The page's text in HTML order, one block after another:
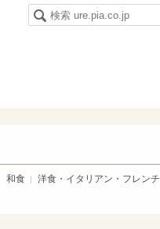
和食 洋食・イタリアン・フレンチ